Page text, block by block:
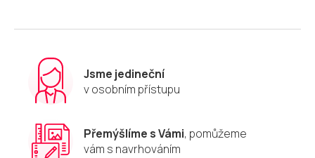
Jsme jedineční
v osobním přístupu
Přemýšlíme s Vámi, pomůžeme
vám s navrhováním